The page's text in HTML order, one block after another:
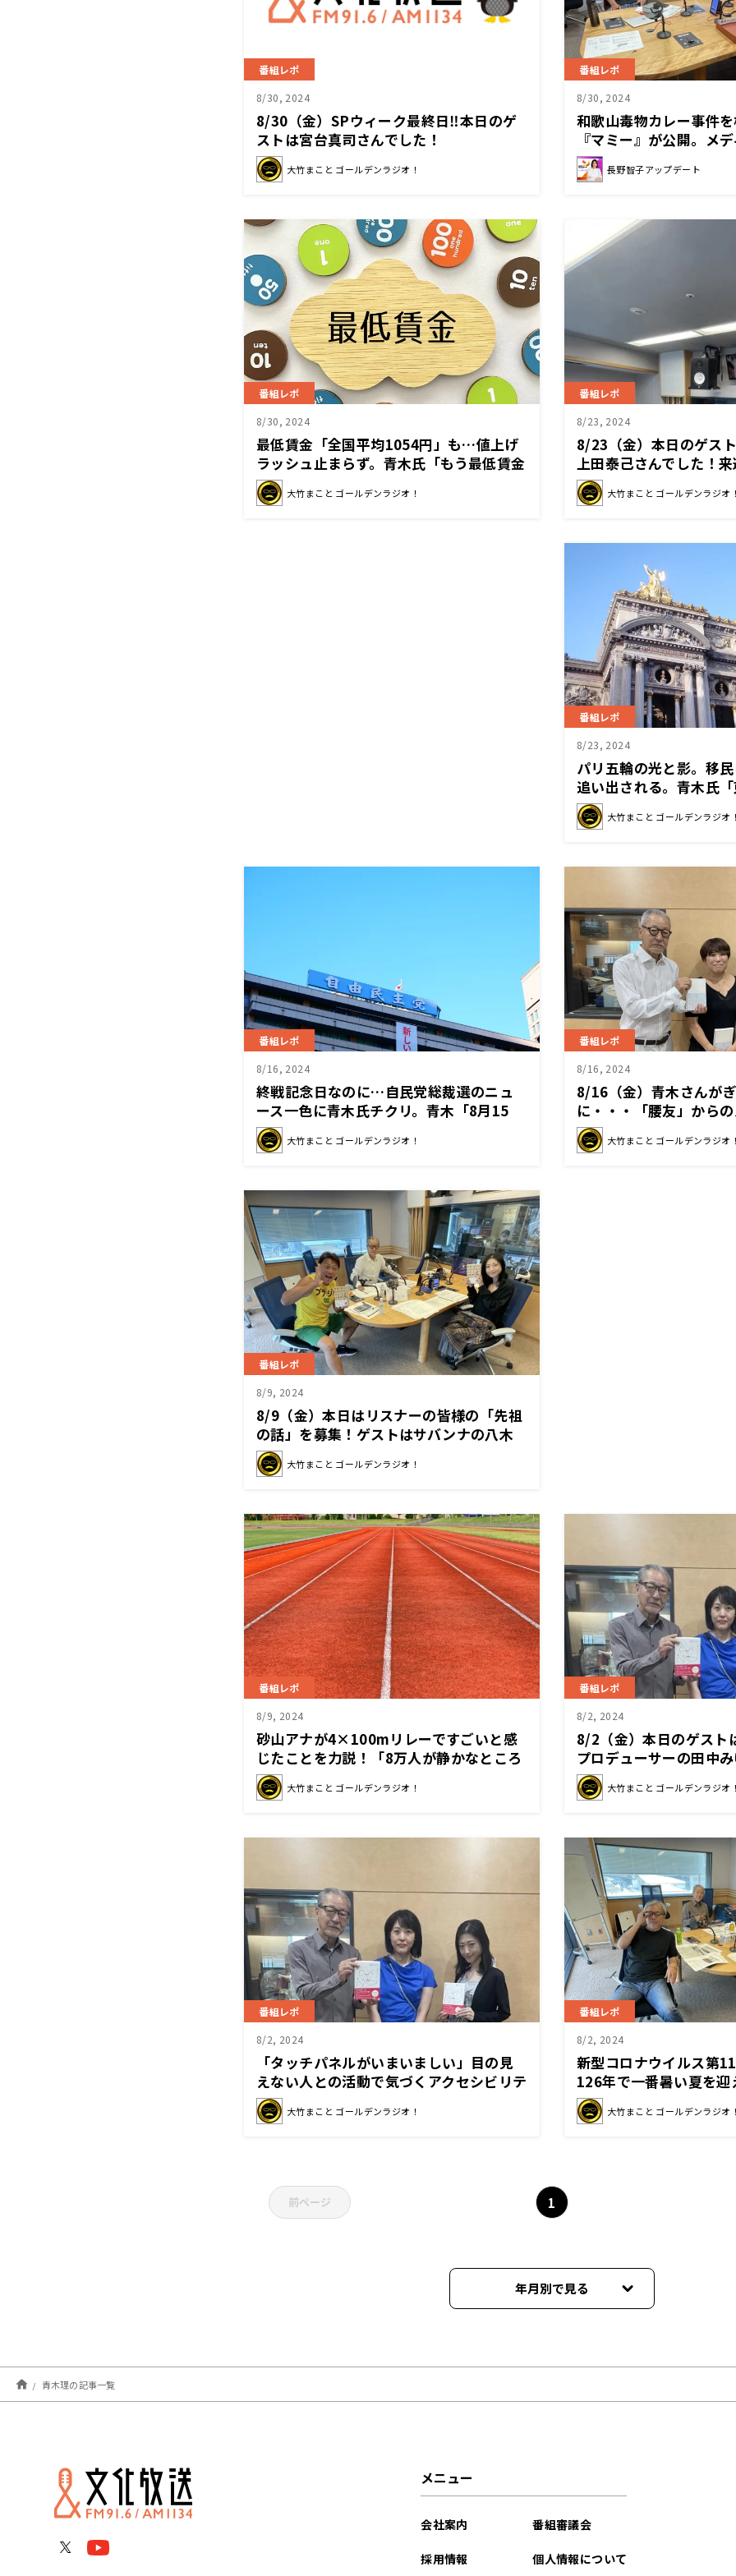
番組レポ
8/30, 2024
8/30（金）SPウィーク最終日‼本日のゲ
ストは宮台真司さんでした！
大竹まこと ゴールデンラジオ！
番組レポ
8/30, 2024
和歌山毒物カレー事件
『マミー』が公開。メ
について考える
長野智子アップデート
番組レポ
8/30, 2024
最低賃金「全国平均1054円」も…値上げ
ラッシュ止まらず。青木氏「もう最低賃金
では人は来ない。全国一律にしても良いの
では」大竹まこと ゴールデンラジオ！
番組レポ
8/23, 2024
8/23（金）本日のゲス
上田泰己さんでした！
ィークです！
大竹まこと ゴールデンラジオ！
番組レポ
8/23, 2024
パリ五輪の光と影。移
追い出される。青木氏
クでも似た事例があった
には付き物なのかも」
大竹まこと ゴールデンラジオ！
番組レポ
8/16, 2024
終戦記念日なのに…自民党総裁選のニュ
ース一色に青木氏チクリ。青木「8月15
日。終戦記念日の朝刊。全紙ですよ？首
相退陣が一面トップ」
大竹まこと ゴールデンラジオ！
番組レポ
8/16, 2024
8/16（金）青木さんが
に・・・「腰友」から
集！ゲストは人類学者・
大竹まこと ゴールデンラジオ！
番組レポ
8/9, 2024
8/9（金）本日はリスナーの皆様の「先祖
の話」を募集！ゲストはサバンナの八木
真澄さんでした！
大竹まこと ゴールデンラジオ！
番組レポ
8/9, 2024
砂山アナが4×100mリレーですごいと感
じたことを力説！「8万人が静かなところ
からワッと歓声を上げるので、」
大竹まこと ゴールデンラジオ！
番組レポ
8/2, 2024
8/2（金）本日のゲスト
プロデューサーの田中
大竹まこと ゴールデンラジオ！
番組レポ
8/2, 2024
「タッチパネルがいまいましい」目の見
えない人との活動で気づくアクセシビリテ
ィとは？
大竹まこと ゴールデンラジオ！
番組レポ
8/2, 2024
新型コロナウイルス第
126年で一番暑い夏を迎
症もあってコロナも流行
大竹まこと ゴールデンラジオ！
前ページ 1
年月別で見る
2026年04月
2026年03月
青木理の記事一覧
メニュー
会社案内
採用情報
番組審議会
個人情報について